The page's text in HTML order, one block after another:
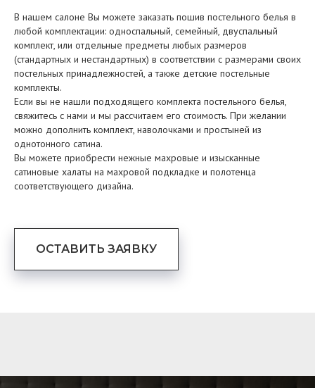
В нашем салоне Вы можете заказать пошив постельного белья в
любой комплектации: односпальный, семейный, двуспальный
комплект, или отдельные предметы любых размеров
(стандартных и нестандартных) в соответствии с размерами своих
постельных принадлежностей, а также детские постельные
комплекты.
Если вы не нашли подходящего комплекта постельного белья,
свяжитесь с нами и мы рассчитаем его стоимость. При желании
можно дополнить комплект, наволочками и простыней из
однотонного сатина.
Вы можете приобрести нежные махровые и изысканные
сатиновые халаты на махровой подкладке и полотенца
соответствующего дизайна.
ОСТАВИТЬ ЗАЯВКУ